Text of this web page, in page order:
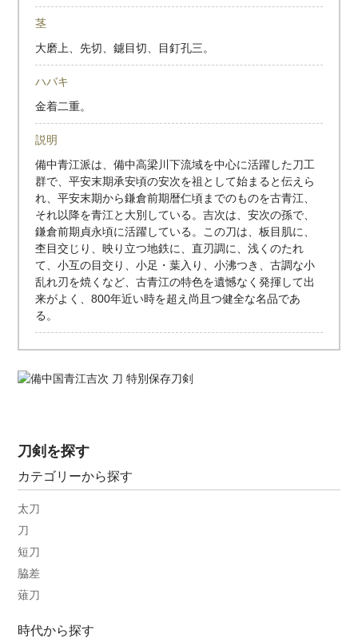
茎
大磨上、先切、鑢目切、目釘孔三。
ハバキ
金着二重。
説明
備中青江派は、備中高梁川下流域を中心に活躍した刀工
群で、平安末期承安頃の安次を祖として始まると伝えら
れ、平安末期から鎌倉前期暦仁頃までのものを古青江、
それ以降を青江と大別している。吉次は、安次の孫で、
鎌倉前期貞永頃に活躍している。この刀は、板目肌に、
杢目交じり、映り立つ地鉄に、直刃調に、浅くのたれ
て、小互の目交り、小足・葉入り、小沸つき、古調な小
乱れ刃を焼くなど、古青江の特色を遺憾なく発揮して出
来がよく、800年近い時を超え尚且つ健全な名品であ
る。
刀剣を探す
カテゴリーから探す
太刀
刀
短刀
脇差
薙刀
時代から探す